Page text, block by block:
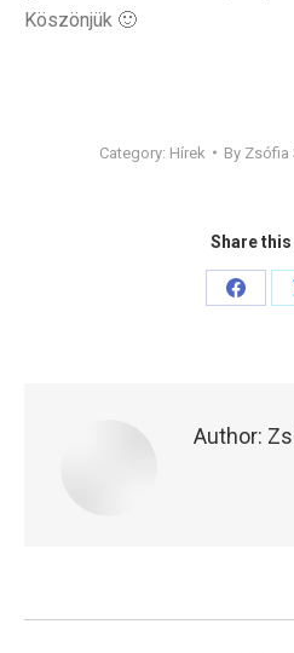
Köszönjük 🙂
Category: Hírek By Zsófia
Share
Share
Author: